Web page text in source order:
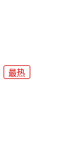
最热